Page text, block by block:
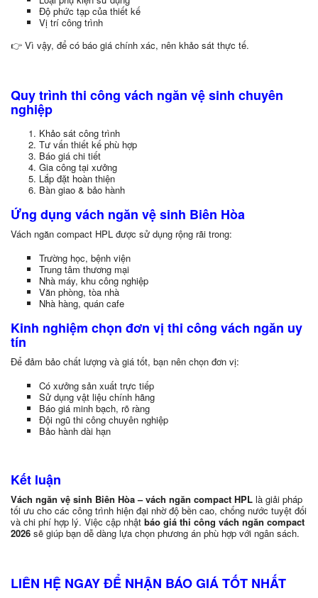
Độ phức tạp của thiết kế
Vị trí công trình
👉 Vì vậy, để có báo giá chính xác, nên khảo sát thực tế.
Quy trình thi công vách ngăn vệ sinh chuyên
nghiệp
Khảo sát công trình
Tư vấn thiết kế phù hợp
Báo giá chi tiết
Gia công tại xưởng
Lắp đặt hoàn thiện
Bàn giao & bảo hành
Ứng dụng vách ngăn vệ sinh Biên Hòa
Vách ngăn compact HPL được sử dụng rộng rãi trong:
Trường học, bệnh viện
Trung tâm thương mại
Nhà máy, khu công nghiệp
Văn phòng, tòa nhà
Nhà hàng, quán cafe
Kinh nghiệm chọn đơn vị thi công vách ngăn uy
tín
Để đảm bảo chất lượng và giá tốt, bạn nên chọn đơn vị:
Có xưởng sản xuất trực tiếp
Sử dụng vật liệu chính hãng
Báo giá minh bạch, rõ ràng
Đội ngũ thi công chuyên nghiệp
Bảo hành dài hạn
Kết luận
Vách ngăn vệ sinh Biên Hòa – vách ngăn compact HPL là giải pháp
tối ưu cho các công trình hiện đại nhờ độ bền cao, chống nước tuyệt đối
và chi phí hợp lý. Việc cập nhật báo giá thi công vách ngăn compact
2026 sẽ giúp bạn dễ dàng lựa chọn phương án phù hợp với ngân sách.
LIÊN HỆ NGAY ĐỂ NHẬN BÁO GIÁ TỐT NHẤT